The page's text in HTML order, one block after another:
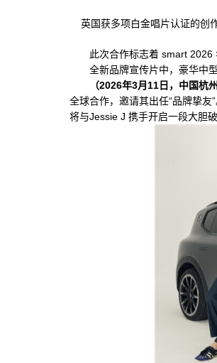
英国获多项白金唱片认证的创
此次合作标志着 smart 2026
全新品牌宣传片中，豪华中
（2026年3月 11 日，中国杭州
全球合作，邀请其出任“品牌挚
将与Jessie J 携手开启一段大胆